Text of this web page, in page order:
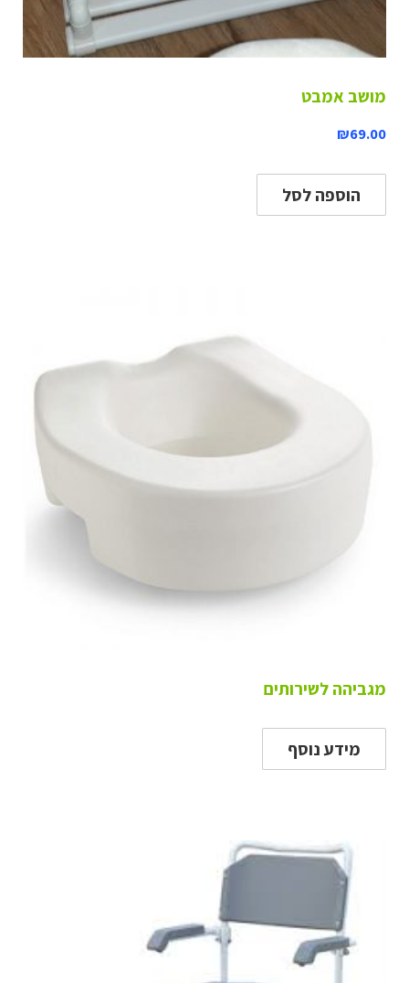
מושב אמבט
₪69.00
הוספה לסל
מגביהה לשירותים
מידע נוסף